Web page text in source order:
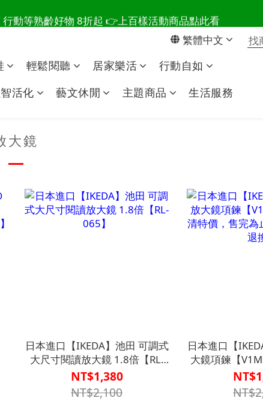
大生活貼心巧思，找回他的生活主導權
動等熟齡好物 8折起 👉上百樣活動商品點此看
3大生活貼心巧思，找回他的生活主導權繁體中文
輕鬆閱聽 居家樂活
行動自如
活化 藝文休閒 主題商品 生活服務
大鏡
日本進口【IKEDA】池田 可調式
大尺寸閱讀放大鏡 1.8倍【RL-
065】
NT$1,380
NT$2,100
日本進口【
大鏡項鍊【
特價，售完為止